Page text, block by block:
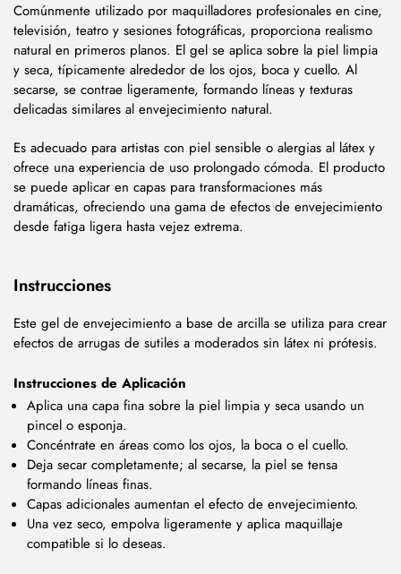
Comúnmente utilizado por maquilladores profesionales en cine,
televisión, teatro y sesiones fotográficas, proporciona realismo
natural en primeros planos. El gel se aplica sobre la piel limpia
y seca, típicamente alrededor de los ojos, boca y cuello. Al
secarse, se contrae ligeramente, formando líneas y texturas
delicadas similares al envejecimiento natural.
Es adecuado para artistas con piel sensible o alergias al látex y
ofrece una experiencia de uso prolongado cómoda. El producto
se puede aplicar en capas para transformaciones más
dramáticas, ofreciendo una gama de efectos de envejecimiento
desde fatiga ligera hasta vejez extrema.
Instrucciones
Este gel de envejecimiento a base de arcilla se utiliza para crear
efectos de arrugas de sutiles a moderados sin látex ni prótesis.
Instrucciones de Aplicación
Aplica una capa fina sobre la piel limpia y seca usando un
pincel o esponja.
Concéntrate en áreas como los ojos, la boca o el cuello.
Deja secar completamente; al secarse, la piel se tensa
formando líneas finas.
Capas adicionales aumentan el efecto de envejecimiento.
Una vez seco, empolva ligeramente y aplica maquillaje
compatible si lo deseas.